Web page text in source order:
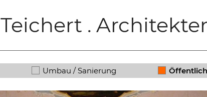
Teichert .
Umbau / Sanierung